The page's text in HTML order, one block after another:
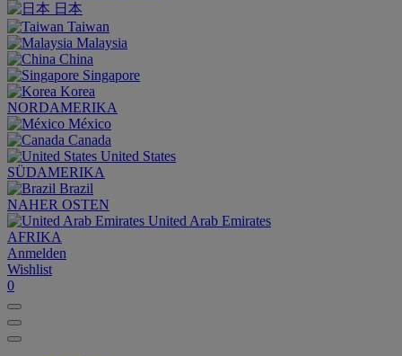
日本
Taiwan
Malaysia
China
Singapore
Korea
NORDAMERIKA
México
Canada
United States
SÜDAMERIKA
Brazil
NAHER OSTEN
United Arab Emirates
AFRIKA
Anmelden
Wishlist
0